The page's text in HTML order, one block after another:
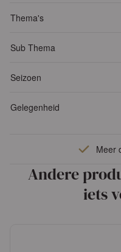
Thema's
Sub Thema
Seizoen
Gelegenheid
Meer
Andere
iets